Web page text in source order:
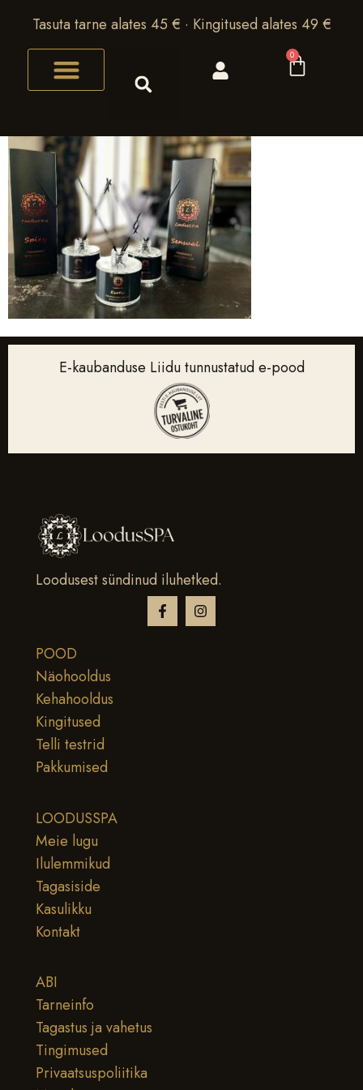
Tasuta tarne alates 45 € · Kingitused alates 49 €
0
E-kaubanduse Liidu tunnustatud e-pood
Loodusest sündinud iluhetked.
POOD
Näohooldus
Kehahooldus
Kingitused
Telli testrid
Pakkumised
LOODUSSPA
Meie lugu
Ilulemmikud
Tagasiside
Kasulikku
Kontakt
ABI
Tarneinfo
Tagastus ja vahetus
Tingimused
Privaatsuspoliitika